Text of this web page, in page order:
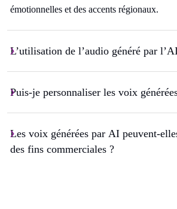
émotionnelles et des accents régionaux.
L’utilisation de l’audio généré par
Puis-je personnaliser les voix
Les voix générées par AI peuvent-
des fins commerciales ?